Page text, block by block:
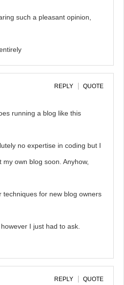
such a pleasant opinion,
REPLY QUOTE
running a blog like this
no expertise in coding but I
own blog soon. Anyhow,
techniques for new blog owners
I just had to ask.
REPLY QUOTE